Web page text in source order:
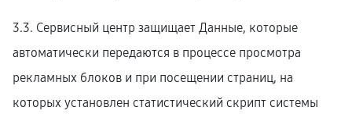
3.3. Сервисный центр защищает Данные, которые
автоматически передаются в процессе просмотра
рекламных блоков и при посещении страниц, на
которых установлен статистический скрипт системы